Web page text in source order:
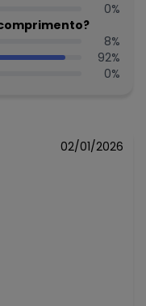
N/D*
N/D*
N/D*
N/D*
0%
8%
92%
0%
02/01/2026